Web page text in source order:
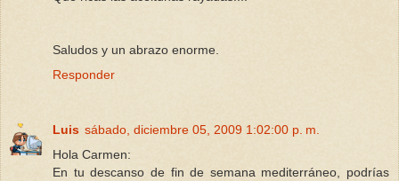
Saludos y un abrazo enorme.
Responder
Luis sábado, diciembre 05, 2009 1:02:00 p. m.
Hola Carmen:
En tu descanso de fin de semana mediterráneo, podrías